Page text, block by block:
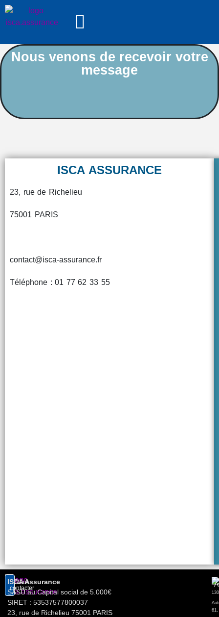
Nous venons de recevoir votre
message
ISCA ASSURANCE
23, rue de Richelieu
75001 PARIS
contact@isca-assurance.fr
Téléphone : 01 77 62 33 55
Nous
contacter
ISCA Assurance
SASU au Capital social de 5.000€
SIRET : 53537577800037
23, rue de Richelieu 75001 PARIS
61,